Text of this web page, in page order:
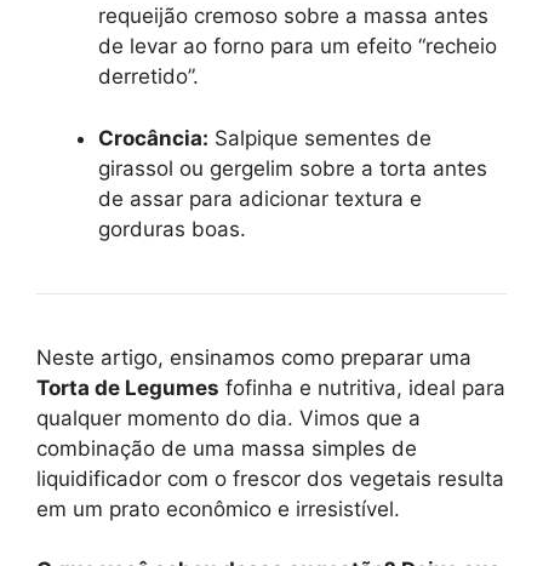
requeijão cremoso sobre a massa antes
de levar ao forno para um efeito “recheio
derretido”.
Crocância: Salpique sementes de
girassol ou gergelim sobre a torta antes
de assar para adicionar textura e
gorduras boas.
Neste artigo, ensinamos como preparar uma
Torta de Legumes fofinha e nutritiva, ideal para
qualquer momento do dia. Vimos que a
combinação de uma massa simples de
liquidificador com o frescor dos vegetais resulta
em um prato econômico e irresistível.